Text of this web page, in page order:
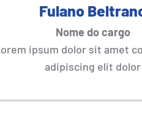
Fulano
Nome do cargo
ipsum dolor sit amet
adipiscing elit dolor